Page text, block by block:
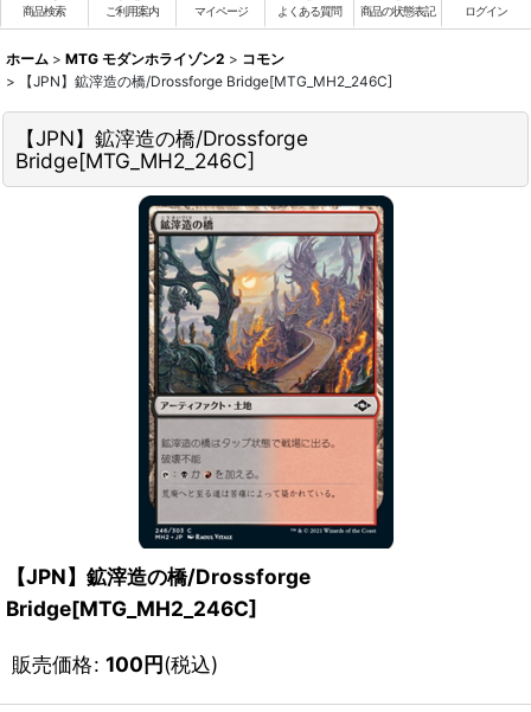
商品検索 ご利用案内 マイページ よくある質問 商品の状態表記 ログイン
ホーム > MTG モダンホライゾン2 > コモン
>
【JPN】鉱滓造の橋/Drossforge Bridge[MTG_MH2_246C]
【JPN】鉱滓造の橋/Drossforge
Bridge[MTG_MH2_246C]
【JPN】鉱滓造の橋/Drossforge
Bridge[MTG_MH2_246C]
販売価格: 100円(税込)